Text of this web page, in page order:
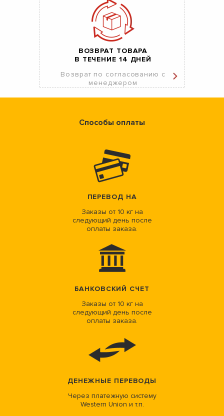
ВОЗВРАТ ТОВАРА
В ТЕЧЕНИЕ 14 ДНЕЙ
Возврат по согласованию с
менеджером
Способы оплаты
ПЕРЕВОД НА
Заказы от 10 кг на
следующий день после
оплаты заказа.
БАНКОВСКИЙ СЧЕТ
Заказы от 10 кг на
следующий день после
оплаты заказа.
ДЕНЕЖНЫЕ ПЕРЕВОДЫ
Через платежную систему
Western Union и т.п.